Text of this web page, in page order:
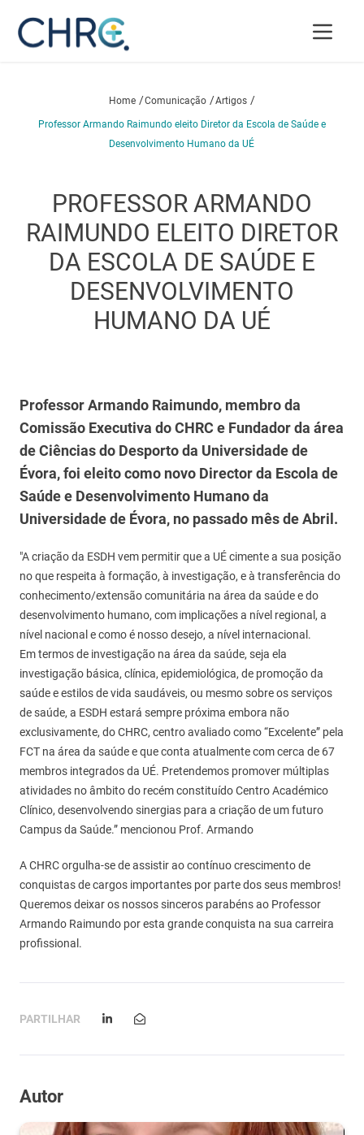
Home /Comunicação /Artigos /
Professor Armando Raimundo eleito Diretor da Escola de Saúde e
Desenvolvimento Humano da UÉ
PROFESSOR ARMANDO
RAIMUNDO ELEITO DIRETOR
DA ESCOLA DE SAÚDE E
DESENVOLVIMENTO
HUMANO DA UÉ
Professor Armando Raimundo, membro da
Comissão Executiva do CHRC e Fundador da área
de Ciências do Desporto da Universidade de
Évora, foi eleito como novo Director da Escola de
Saúde e Desenvolvimento Humano da
Universidade de Évora, no passado mês de Abril.
"A criação da ESDH vem permitir que a UÉ cimente a sua posição
no que respeita à formação, à investigação, e à transferência do
conhecimento/extensão comunitária na área da saúde e do
desenvolvimento humano, com implicações a nível regional, a
nível nacional e como é nosso desejo, a nível internacional.
Em termos de investigação na área da saúde, seja ela
investigação básica, clínica, epidemiológica, de promoção da
saúde e estilos de vida saudáveis, ou mesmo sobre os serviços
de saúde, a ESDH estará sempre próxima embora não
exclusivamente, do CHRC, centro avaliado como “Excelente” pela
FCT na área da saúde e que conta atualmente com cerca de 67
membros integrados da UÉ. Pretendemos promover múltiplas
atividades no âmbito do recém constituído Centro Académico
Clínico, desenvolvendo sinergias para a criação de um futuro
Campus da Saúde.” mencionou Prof. Armando
A CHRC orgulha-se de assistir ao contínuo crescimento de
conquistas de cargos importantes por parte dos seus membros!
Queremos deixar os nossos sinceros parabéns ao Professor
Armando Raimundo por esta grande conquista na sua carreira
profissional.
PARTILHAR
Autor